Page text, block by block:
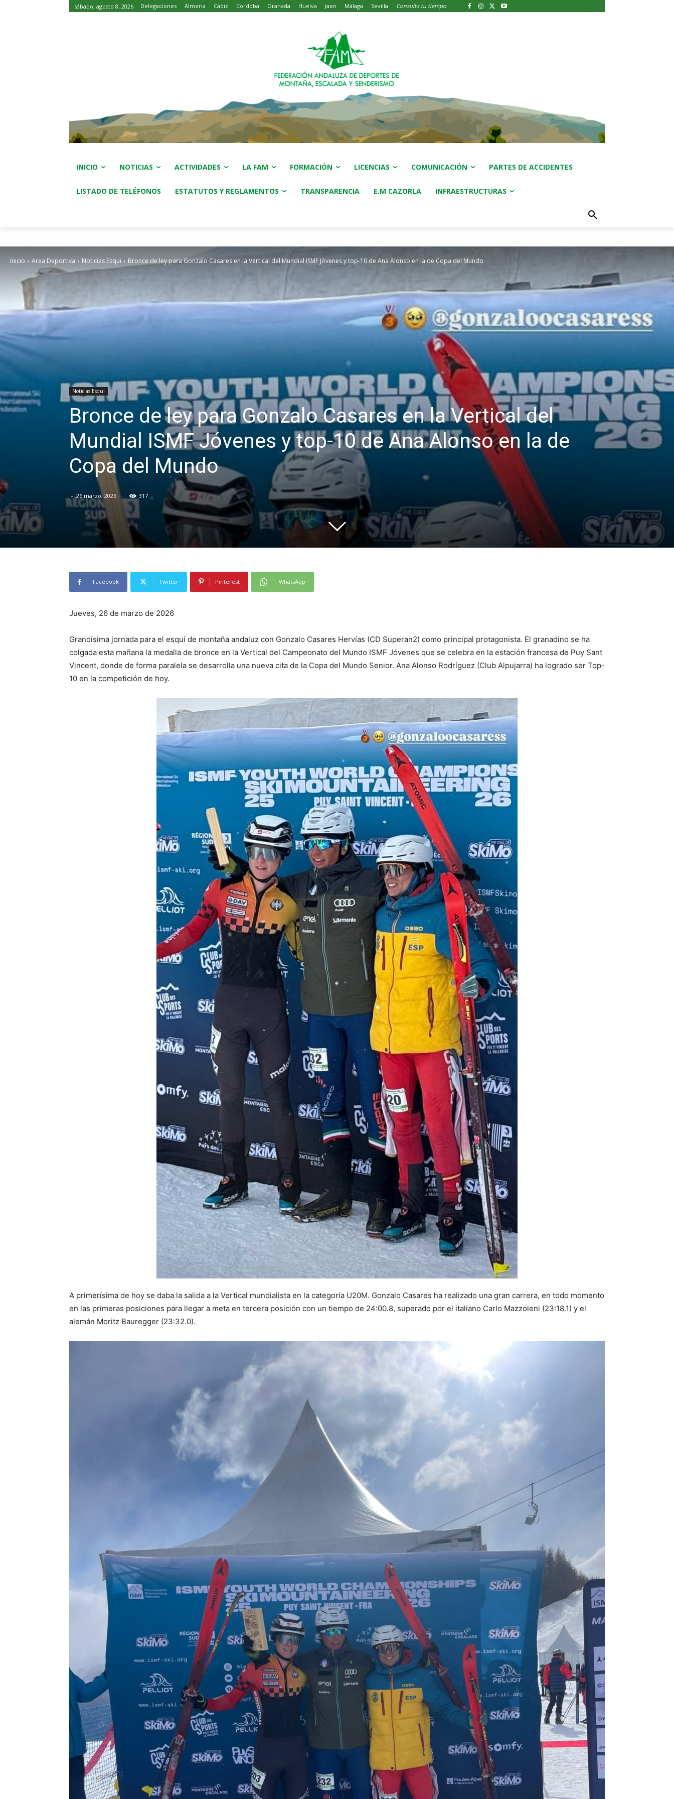
sábado, agosto 8, 2026 Delegaciones Almeria Cádiz Cordoba Granada Huelva Jaen Málaga Sevilla Consulta tu tiempo
INICIO NOTICIAS ACTIVIDADES LA FAM FORMACIÓN LICENCIAS COMUNICACIÓN PARTES DE ACCIDENTES
LISTADO DE TELÉFONOS ESTATUTOS Y REGLAMENTOS TRANSPARENCIA E.M CAZORLA INFRAESTRUCTURAS
Inicio Area Deportiva Noticias Esqui Bronce de ley para Gonzalo Casares en la Vertical del Mundial ISMF Jóvenes y top-10 de Ana Alonso en la de Copa del Mundo
Noticias Esqui
Bronce de ley para Gonzalo Casares en la Vertical del
Mundial ISMF Jóvenes y top-10 de Ana Alonso en la de
Copa del Mundo
- 26 marzo, 2026 317
Facebook Twitter Pinterest WhatsApp
Jueves, 26 de marzo de 2026
Grandísima jornada para el esquí de montaña andaluz con Gonzalo Casares Hervías (CD Superan2) como principal protagonista. El granadino se ha
colgada esta mañana la medalla de bronce en la Vertical del Campeonato del Mundo ISMF Jóvenes que se celebra en la estación francesa de Puy Sant
Vincent, donde de forma paralela se desarrolla una nueva cita de la Copa del Mundo Senior. Ana Alonso Rodríguez (Club Alpujarra) ha logrado ser Top-
10 en la competición de hoy.
A primerísima de hoy se daba la salida a la Vertical mundialista en la categoría U20M. Gonzalo Casares ha realizado una gran carrera, en todo momento
en las primeras posiciones para llegar a meta en tercera posición con un tiempo de 24:00.8, superado por el italiano Carlo Mazzoleni (23:18.1) y el
alemán Moritz Bauregger (23:32.0).